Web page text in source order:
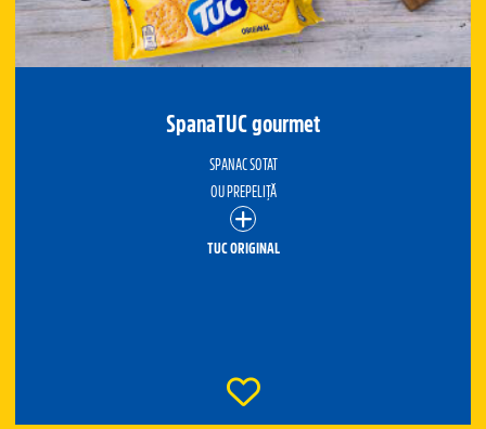
SpanaTUC gourmet
SPANAC SOTAT
OU PREPELIȚĂ
TUC ORIGINAL